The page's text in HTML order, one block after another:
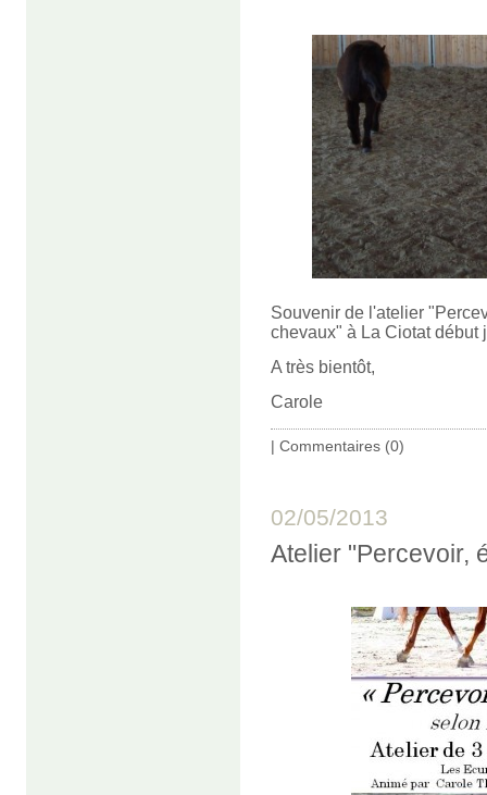
Souvenir de l'atelier
chevaux" à La Ciotat début
A très bientôt,
Carole
| Commentaires (0)
02/05/2013
Atelier "Percevoir,